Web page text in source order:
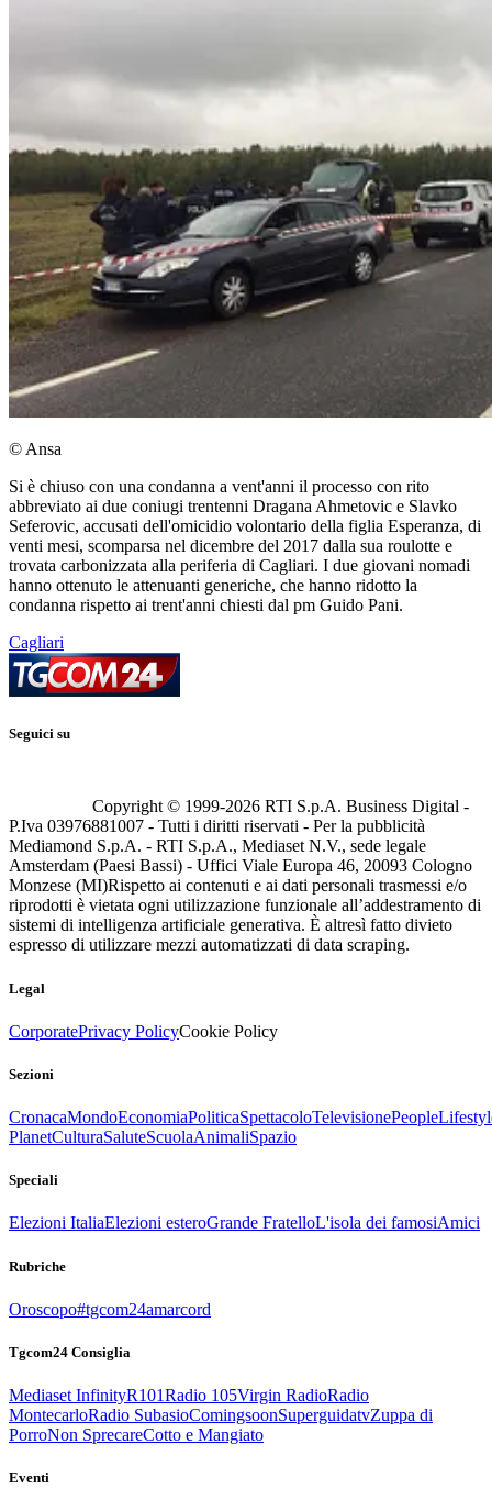
© Ansa
Si è chiuso con una condanna a vent'anni il processo con rito
abbreviato ai due coniugi trentenni Dragana Ahmetovic e Slavko
Seferovic, accusati dell'omicidio volontario della figlia Esperanza, di
venti mesi, scomparsa nel dicembre del 2017 dalla sua roulotte e
trovata carbonizzata alla periferia di Cagliari. I due giovani nomadi
hanno ottenuto le attenuanti generiche, che hanno ridotto la
condanna rispetto ai trent'anni chiesti dal pm Guido Pani.
Cagliari
Seguici su
Copyright © 1999-2026 RTI S.p.A. Business Digital -
P.Iva 03976881007 - Tutti i diritti riservati - Per la pubblicità
Mediamond S.p.A. - RTI S.p.A., Mediaset N.V., sede legale
Amsterdam (Paesi Bassi) - Uffici Viale Europa 46, 20093 Cologno
Monzese (MI)Rispetto ai contenuti e ai dati personali trasmessi e/o
riprodotti è vietata ogni utilizzazione funzionale all’addestramento di
sistemi di intelligenza artificiale generativa. È altresì fatto divieto
espresso di utilizzare mezzi automatizzati di data scraping.
Legal
CorporatePrivacy PolicyCookie Policy
Sezioni
CronacaMondoEconomiaPoliticaSpettacoloTelevisionePeople
PlanetCulturaSaluteScuolaAnimaliSpazio
Speciali
Elezioni ItaliaElezioni esteroGrande FratelloL'isola dei famosiAmici
Rubriche
Oroscopo#tgcom24amarcord
Tgcom24 Consiglia
Mediaset InfinityR101Radio 105Virgin RadioRadio
MontecarloRadio SubasioComingsoonSuperguidatvZuppa di
PorroNon SprecareCotto e Mangiato
Eventi